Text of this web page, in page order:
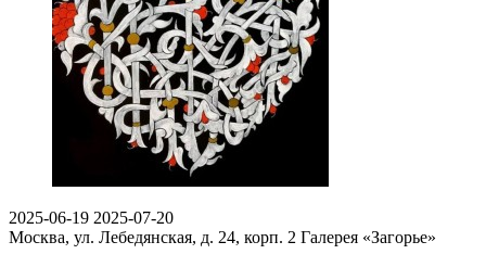
2025-06-19 2025-07-20
Москва, ул. Лебедянская, д. 24, корп. 2 Галерея «Загорье»